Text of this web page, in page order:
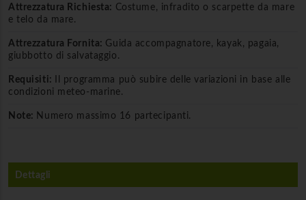
Attrezzatura Richiesta: Costume, infradito o scarpette da mare
e telo da mare.
Attrezzatura Fornita: Guida accompagnatore, kayak, pagaia,
giubbotto di salvataggio.
Requisiti:
Il programma può subire delle variazioni in base alle
condizioni meteo-marine.
Note: Numero massimo 16 partecipanti.
Dettagli